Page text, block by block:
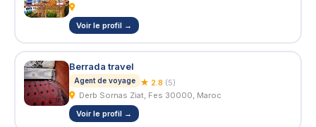
Voir le profil →
Berrada travel
Agent de voyage ★ 2.8 (5)
Derb Sornas Ziat, Fes 30000, Maroc
Voir le profil →